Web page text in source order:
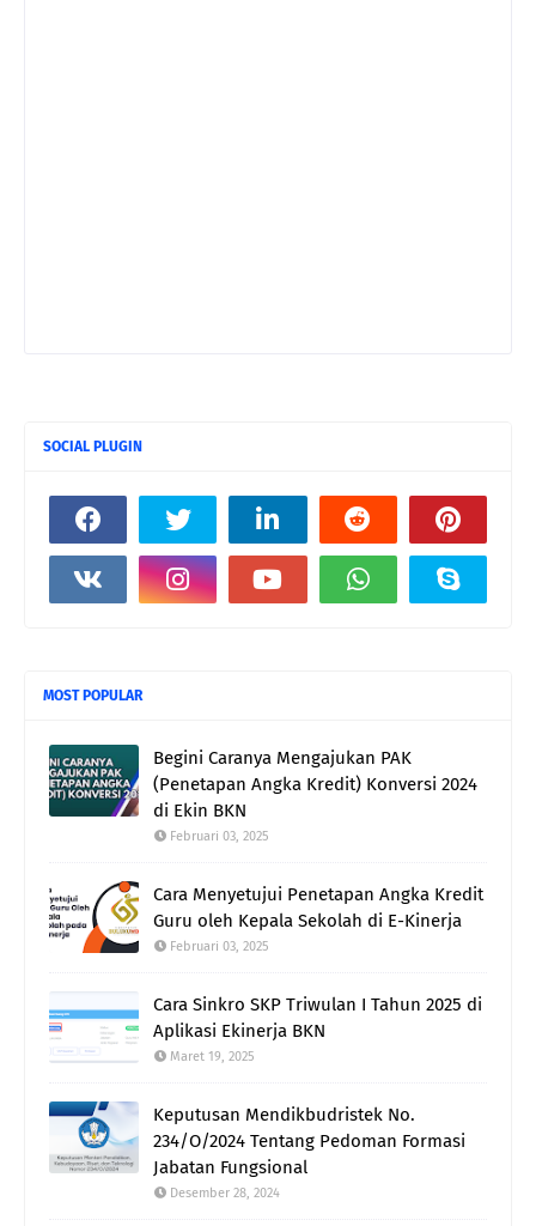
SOCIAL PLUGIN
MOST POPULAR
Begini Caranya Mengajukan PAK
(Penetapan Angka Kredit) Konversi 2024
di Ekin BKN
Februari 03, 2025
Cara Menyetujui Penetapan Angka Kredit
Guru oleh Kepala Sekolah di E-Kinerja
Februari 03, 2025
Cara Sinkro SKP Triwulan I Tahun 2025 di
Aplikasi Ekinerja BKN
Maret 19, 2025
Keputusan Mendikbudristek No.
234/O/2024 Tentang Pedoman Formasi
Jabatan Fungsional
Desember 28, 2024